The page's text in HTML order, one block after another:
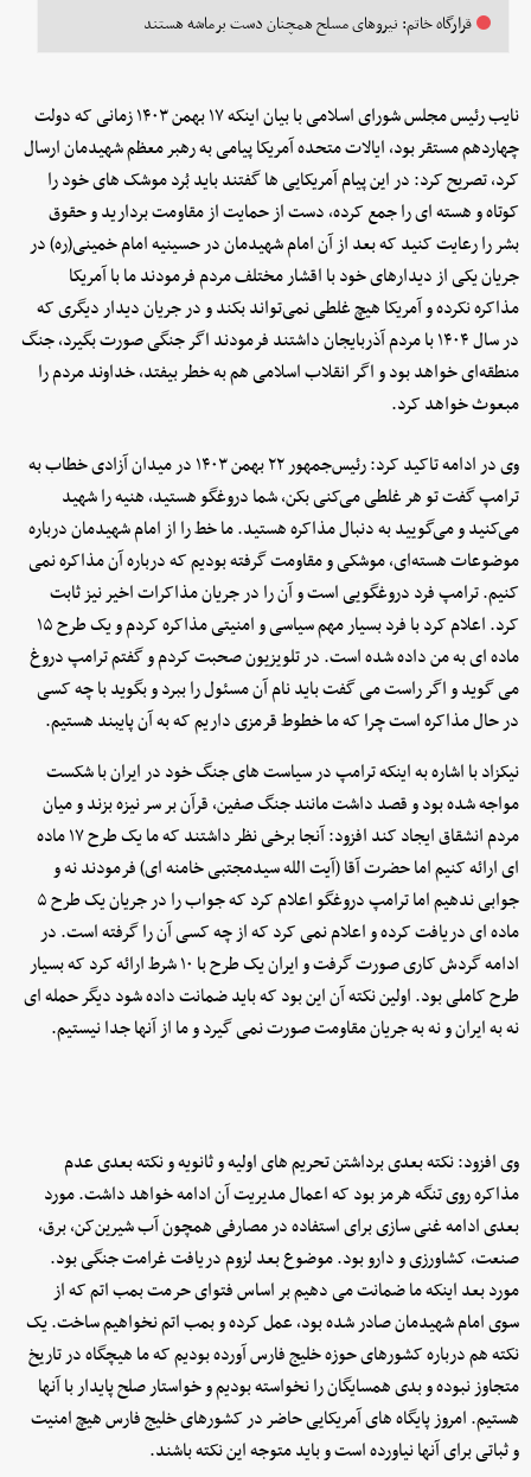
قرارگاه خاتم: نیروهای مسلح همچنان دست‌ برماشه هستند
نایب رئیس مجلس شورای اسلامی با بیان اینکه ۱۷ بهمن ۱۴۰۳ زمانی که دولت
چهاردهم مستقر بود، ایالات متحده آمریکا پیامی به رهبر معظم شهیدمان ارسال
کرد، تصریح کرد: در این پیام آمریکایی ها گفتند باید بُرد موشک های خود را
کوتاه و هسته ای را جمع کرده، دست از حمایت از مقاومت بردارید و حقوق
بشر را رعایت کنید که بعد از آن امام شهیدمان در حسینیه امام خمینی(ره) در
جریان یکی از دیدارهای خود با اقشار مختلف مردم فرمودند ما با آمریکا
مذاکره نکرده و آمریکا هیچ غلطی نمی‌تواند بکند و در جریان دیدار دیگری که
در سال ۱۴۰۴ با مردم آذربایجان داشتند فرمودند اگر جنگی صورت بگیرد، جنگ
منطقه‌ای خواهد بود و اگر انقلاب اسلامی هم به خطر بیفتد، خداوند مردم را
مبعوث خواهد کرد.
وی در ادامه تاکید کرد: رئیس‌جمهور ۲۲ بهمن ۱۴۰۳ در میدان آزادی خطاب به
ترامپ گفت تو هر غلطی می‌کنی بکن، شما دروغگو هستید، هنیه را شهید
می‌کنید و می‌گویید به دنبال مذاکره هستید. ما خط را از امام شهیدمان درباره
موضوعات هسته‌ای، موشکی و مقاومت گرفته بودیم که درباره آن مذاکره نمی
کنیم. ترامپ فرد دروغگویی است و آن را در جریان مذاکرات اخیر نیز ثابت
کرد. اعلام کرد با فرد بسیار مهم سیاسی و امنیتی مذاکره کردم و یک طرح ۱۵
ماده ای به من داده شده است. در تلویزیون صحبت کردم و گفتم ترامپ دروغ
می گوید و اگر راست می گفت باید نام آن مسئول را ببرد و بگوید با چه کسی
در حال مذاکره است چرا که ما خطوط قرمزی داریم که به آن پایبند هستیم.
نیکزاد با اشاره به اینکه ترامپ در سیاست های جنگ خود در ایران با شکست
مواجه شده بود و قصد داشت مانند جنگ صفین، قرآن بر سر نیزه بزند و میان
مردم انشقاق ایجاد کند افزود: آنجا برخی نظر داشتند که ما یک طرح ۱۷ ماده
ای ارائه کنیم اما حضرت آقا (آیت الله سیدمجتبی خامنه ای) فرمودند نه و
جوابی ندهیم اما ترامپ دروغگو اعلام کرد که جواب را در جریان یک طرح ۵
ماده ای دریافت کرده و اعلام نمی کرد که از چه کسی آن را گرفته است. در
ادامه گردش کاری صورت گرفت و ایران یک طرح با ۱۰ شرط ارائه کرد که بسیار
طرح کاملی بود. اولین نکته آن این بود که باید ضمانت داده شود دیگر حمله ای
نه به ایران و نه به جریان مقاومت صورت نمی گیرد و ما از آنها جدا نیستیم.
وی افزود: نکته بعدی برداشتن تحریم های اولیه و ثانویه و نکته بعدی عدم
مذاکره روی تنگه هرمز بود که اعمال مدیریت آن ادامه خواهد داشت. مورد
بعدی ادامه غنی سازی برای استفاده در مصارفی همچون آب شیرین‌کن، برق،
صنعت، کشاورزی و دارو بود. موضوع بعد لزوم دریافت غرامت جنگی بود.
مورد بعد اینکه ما ضمانت می دهیم بر اساس فتوای حرمت بمب اتم که از
سوی امام شهیدمان صادر شده بود، عمل کرده و بمب اتم نخواهیم ساخت. یک
نکته هم درباره کشورهای حوزه خلیج فارس آورده بودیم که ما هیچگاه در تاریخ
متجاوز نبوده و بدی همسایگان را نخواسته بودیم و خواستار صلح پایدار با آنها
هستیم. امروز پایگاه های آمریکایی حاضر در کشورهای خلیج فارس هیچ امنیت
و ثباتی برای آنها نیاورده است و باید متوجه این نکته باشند.